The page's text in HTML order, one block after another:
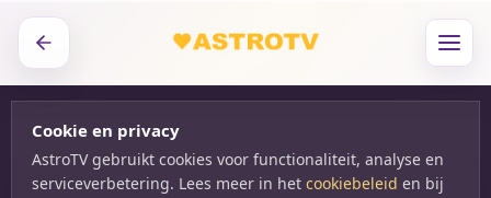
Cookie en privacy
AstroTV gebruikt cookies voor functionaliteit, analyse en
serviceverbetering. Lees meer in het cookiebeleid en bij